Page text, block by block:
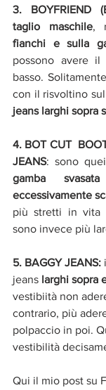
3. BOYFRIEND
taglio maschile,
fianchi e sulla
possono avere
basso.
jeans larghi sopra
4. BOT CUT
JEANS
gamba
eccessivamente
più stretti in vita
sono invece più
5. BAGGY JEANS:
jeans larghi sopra
vestibiità non
contrario, più
polpaccio in poi.
vestibilità
Qui il mio post su